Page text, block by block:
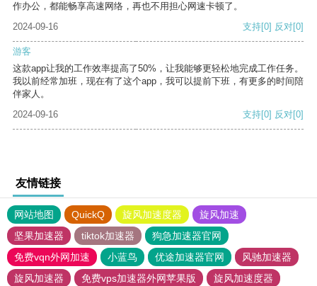
作办公，都能畅享高速网络，再也不用担心网速卡顿了。
2024-09-16
支持[0] 反对[0]
游客
这款app让我的工作效率提高了50%，让我能够更轻松地完成工作任务。
我以前经常加班，现在有了这个app，我可以提前下班，有更多的时间陪
伴家人。
2024-09-16
支持[0] 反对[0]
友情链接
网站地图 QuickQ 旋风加速度器
旋风加速
坚果加速器
tiktok加速器
狗急加速器官网
免费vqn外网加速
小蓝鸟 优途加速器官网
风驰加速器
旋风加速器
免费vps加速器外网苹果版
旋风加速度器